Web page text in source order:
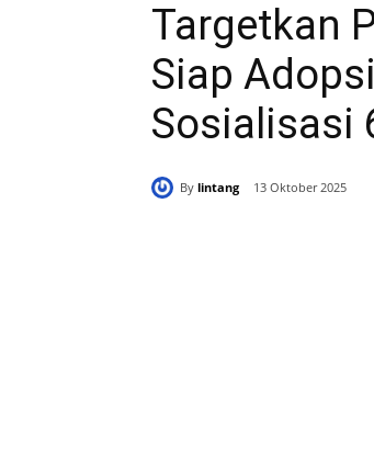
Targetkan
Siap
Sosialisasi
By lintang 13 Oktober 2025